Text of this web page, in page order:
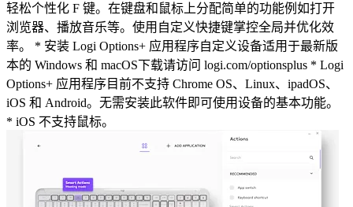
轻松个性化 F 键。在键盘和鼠标上分配简单的功能例如打开
浏览器、播放音乐等。使用自定义快捷键掌控全局并优化效
率。 * 安装 Logi Options+ 应用程序自定义设备适用于最新版
本的 Windows 和 macOS下载请访问 logi.com/optionsplus * Logi
Options+ 应用程序目前不支持 Chrome OS、Linux、ipadOS、
iOS 和 Android。无需安装此软件即可使用设备的基本功能。
* iOS 不支持鼠标。